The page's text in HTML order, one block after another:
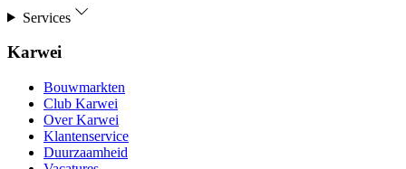
Services
Karwei
Bouwmarkten
Club Karwei
Over Karwei
Klantenservice
Duurzaamheid